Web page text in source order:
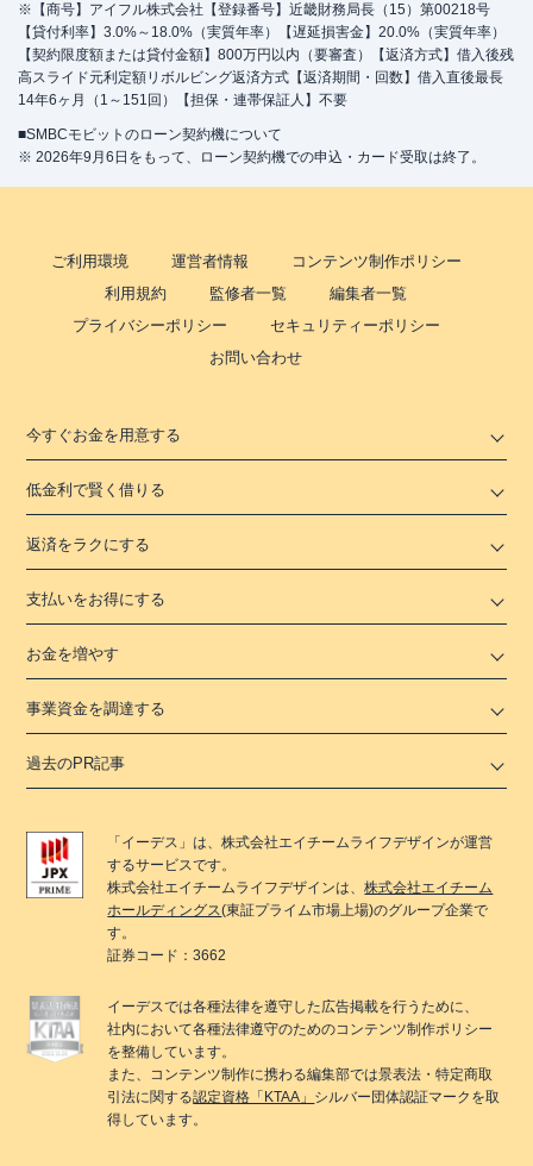
※【商号】アイフル株式会社【登録番号】近畿財務局長（15）第00218号
【貸付利率】3.0%～18.0%（実質年率）【遅延損害金】20.0%（実質年率）
【契約限度額または貸付金額】800万円以内（要審査）【返済方式】借入後残
高スライド元利定額リボルビング返済方式【返済期間・回数】借入直後最長
14年6ヶ月（1～151回）【担保・連帯保証人】不要
■SMBCモビットのローン契約機について
※ 2026年9月6日をもって、ローン契約機での申込・カード受取は終了。
ご利用環境 運営者情報
コンテンツ制作ポリシー
利用規約
監修者一覧
編集者一覧
プライバシーポリシー
セキュリティーポリシー
お問い合わせ
今すぐお金を用意する
低金利で賢く借りる
返済をラクにする
支払いをお得にする
お金を増やす
事業資金を調達する
過去のPR記事
「 イーデス 」は、株式会社エイチームライフデザインが運営
するサービスです。
株式会社エイチームライフデザインは、株式会社エイチーム
ホールディングス(東証プライム市場上場)のグループ企業で
す。
証券コード：3662
イーデスでは各種法律を遵守した広告掲載を行うために、
社内において各種法律遵守のためのコンテンツ制作ポリシー
を整備しています。
また、コンテンツ制作に携わる編集部では景表法・特定商取
引法に関する認定資格「KTAA」 シルバー団体認証マークを取
得しています。